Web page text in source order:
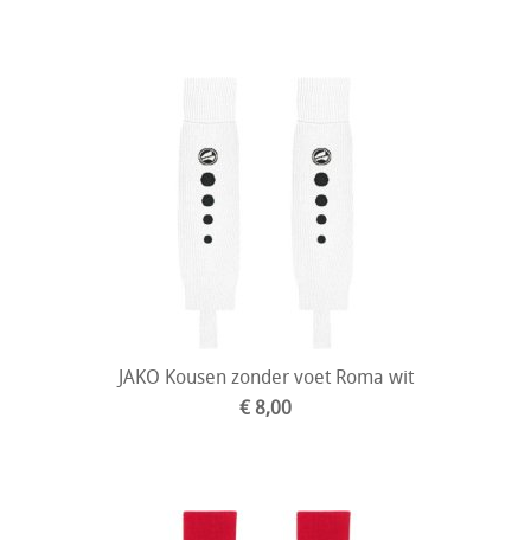
JAKO Kousen zonder voet Roma wit
€ 8,00